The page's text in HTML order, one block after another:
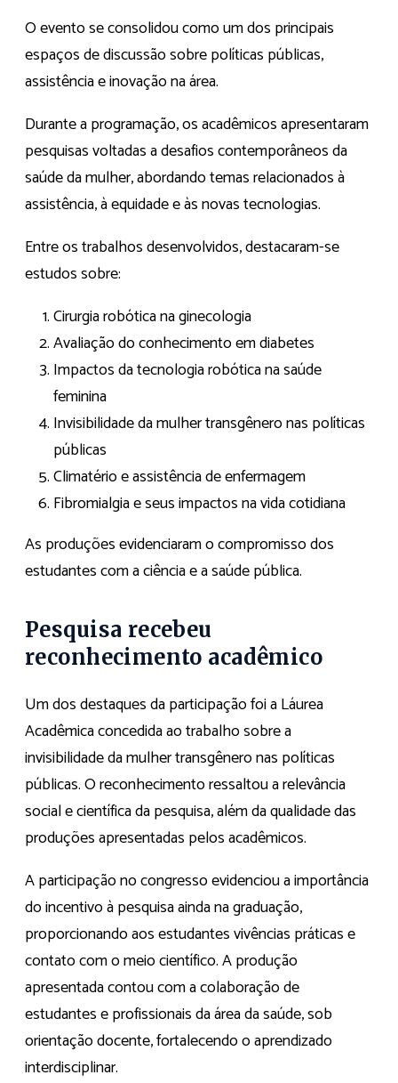
O evento se consolidou como um dos principais
espaços de discussão sobre políticas públicas,
assistência e inovação na área.
Durante a programação, os acadêmicos apresentaram
pesquisas voltadas a desafios contemporâneos da
saúde da mulher, abordando temas relacionados à
assistência, à equidade e às novas tecnologias.
Entre os trabalhos desenvolvidos, destacaram-se
estudos sobre:
Cirurgia robótica na ginecologia
Avaliação do conhecimento em diabetes
Impactos da tecnologia robótica na saúde
feminina
Invisibilidade da mulher transgênero nas políticas
públicas
Climatério e assistência de enfermagem
Fibromialgia e seus impactos na vida cotidiana
As produções evidenciaram o compromisso dos
estudantes com a ciência e a saúde pública.
Pesquisa recebeu
reconhecimento acadêmico
Um dos destaques da participação foi a Láurea
Acadêmica concedida ao trabalho sobre a
invisibilidade da mulher transgênero nas políticas
públicas. O reconhecimento ressaltou a relevância
social e científica da pesquisa, além da qualidade das
produções apresentadas pelos acadêmicos.
A participação no congresso evidenciou a importância
do incentivo à pesquisa ainda na graduação,
proporcionando aos estudantes vivências práticas e
contato com o meio científico. A produção
apresentada contou com a colaboração de
estudantes e profissionais da área da saúde, sob
orientação docente, fortalecendo o aprendizado
interdisciplinar.